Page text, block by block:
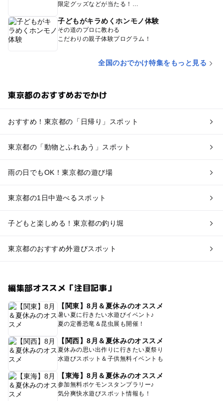
限定グッズなどが当たる！
子どもがキラめくホンモノ体験
その道のプロに教わる
こだわりの親子体験プログラム！
全国のおでかけ特集をもっと見る
東京都のおすすめおでかけ
おすすめ！東京都の「日帰り」スポット
東京都の「動物とふれあう」スポット
雨の日でもOK！東京都の遊び場
東京都の1日中遊べるスポット
子どもと楽しめる！東京都の釣り堀
東京都のおすすめ外遊びスポット
編集部オススメ「注目記事」
【関東】8月＆夏休みのオススメ
暑い夏に行きたい水遊びイベント♪
夏の定番恐竜＆昆虫展も開催！
【関西】8月＆夏休みのオススメ
夏休みの思い出作りに行きたい夏祭り
水遊びスポット＆子供無料イベントも
【東海】8月＆夏休みのオススメ
参加無料ポケモンスタンプラリー♪
気分爽快水遊びスポット情報も！